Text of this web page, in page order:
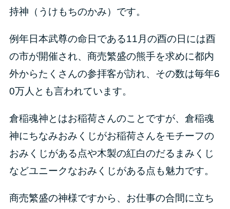
持神（うけもちのかみ）です。
例年日本武尊の命日である11月の酉の日には酉
の市が開催され、商売繁盛の熊手を求めに都内
外からたくさんの参拝客が訪れ、その数は毎年6
0万人とも言われています。
倉稲魂神とはお稲荷さんのことですが、倉稲魂
神にちなみおみくじがお稲荷さんをモチーフの
おみくじがある点や木製の紅白のだるまみくじ
などユニークなおみくじがある点も魅力です。
商売繁盛の神様ですから、お仕事の合間に立ち